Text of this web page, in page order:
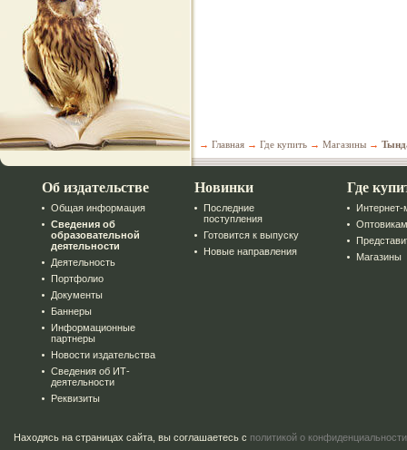
→ Главная → Где купить → Магазины →
Об издательстве
Общая информация
Сведения об
образовательной
деятельности
Деятельность
Портфолио
Документы
Баннеры
Информационные
партнеры
Новости издательства
Сведения об ИТ-
деятельности
Реквизиты
Новинки
Последние
поступления
Готовится к выпуску
Новые направления
Где
Интернет-
Оптовикам
Магазины
Находясь на страницах сайта, вы соглашаетесь с политикой о конфиденциальности